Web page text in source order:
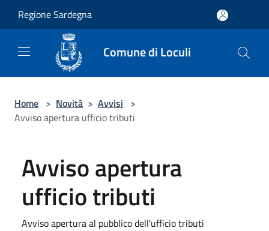
Regione Sardegna
Comune di Loculi
Home > Novità > Avvisi >
Avviso apertura ufficio tributi
Avviso apertura
ufficio tributi
Avviso apertura al pubblico dell'ufficio tributi